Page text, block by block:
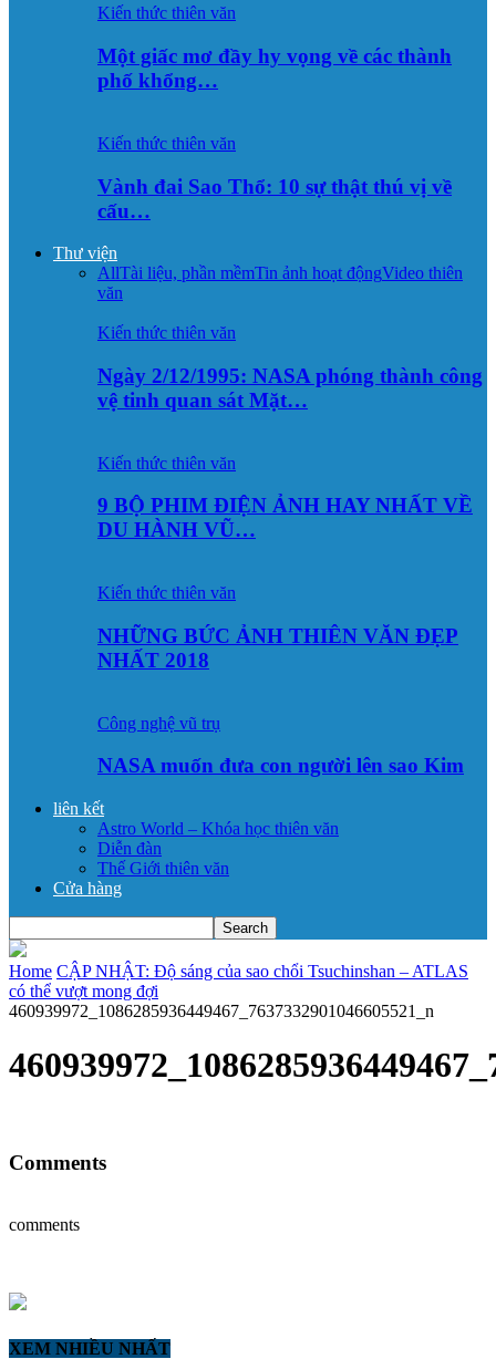
Kiến thức thiên văn
Một giấc mơ đầy hy vọng về các thành
phố khổng…
Kiến thức thiên văn
Vành đai Sao Thổ: 10 sự thật thú vị về
cấu…
Thư viện
AllTài liệu, phần mềmTin ảnh hoạt độngVideo thiên
văn
Kiến thức thiên văn
Ngày 2/12/1995: NASA phóng thành công
vệ tinh quan sát Mặt…
Kiến thức thiên văn
9 BỘ PHIM ĐIỆN ẢNH HAY NHẤT VỀ
DU HÀNH VŨ…
Kiến thức thiên văn
NHỮNG BỨC ẢNH THIÊN VĂN ĐẸP
NHẤT 2018
Công nghệ vũ trụ
NASA muốn đưa con người lên sao Kim
liên kết
Astro World – Khóa học thiên văn
Diễn đàn
Thế Giới thiên văn
Cửa hàng
Home CẬP NHẬT: Độ sáng của sao chổi Tsuchinshan – ATLAS
có thể vượt mong đợi
460939972_1086285936449467_7637332901046605521_n
Comments
comments
XEM NHIỀU NHẤT